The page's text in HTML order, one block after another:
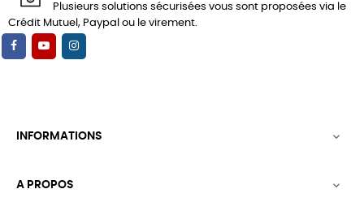
Plusieurs solutions sécurisées vous sont proposées via le
Crédit Mutuel, Paypal ou le virement.
INFORMATIONS 
A PROPOS 